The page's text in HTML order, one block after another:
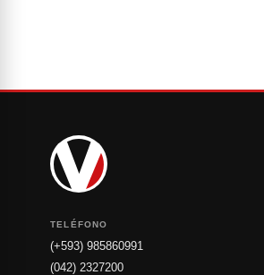
TELÉFONO
(+593) 985860991
(042) 2327200